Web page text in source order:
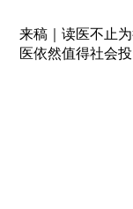
来稿｜读医不止
医依然值得社会